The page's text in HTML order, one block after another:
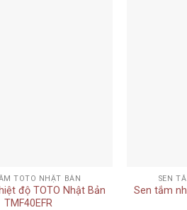
TOTO NHẬT BẢN
độ TOTO Nhật Bản
TMF40EFR
SEN
Sen tắm